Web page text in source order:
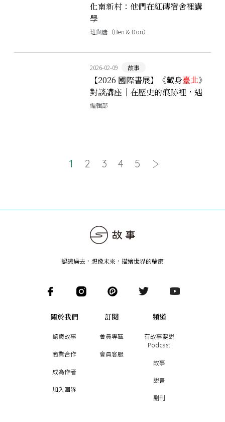
化南新村：他們在紅磚宿舍裡講
學
班與唐（Ben & Don）
2026-02-09 故事
【2026 國際書展】《藏身臺北》
對談講座｜在歷史的痕跡裡，遇
見懂你的
編輯部
1 2 3 4 5
認識過去，想像未來 ， 描繪世界的輪廓
關於我們
認識故事
商業合作
成為作者
加入團隊
訂閱
會員專區
會員客服
頻道
有故事要說
Podcast
故事
說書
副刊